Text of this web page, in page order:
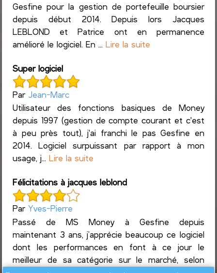
Gesfine pour la gestion de portefeuille boursier
depuis début 2014. Depuis lors Jacques
LEBLOND et Patrice ont en permanence
amélioré le logiciel. En ...Lire la suite
Super logiciel
Par Jean-Marc
Utilisateur des fonctions basiques de Money
depuis 1997 (gestion de compte courant et c'est
à peu près tout), j'ai franchi le pas Gesfine en
2014. Logiciel surpuissant par rapport à mon
usage, j...Lire la suite
Félicitations à jacques leblond
ParYves-Pierre
Passé de MS Money à Gesfine depuis
maintenant 3 ans, j’apprécie beaucoup ce logiciel
dont les performances en font à ce jour le
meilleur de sa catégorie sur le marché, selon